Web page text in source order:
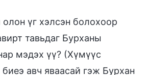
үг хэлсэн болохоор
тавьдаг Бурханы
мэдэх үү? (Хүмүүс
авч яваасай гэж Бурхан